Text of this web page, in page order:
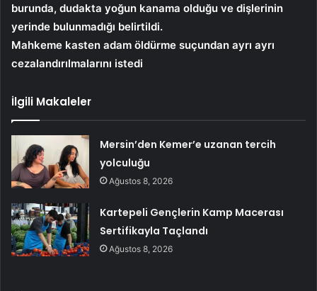
burunda, dudakta yoğun kanama olduğu ve dişlerinin
yerinde bulunmadığı belirtildi.
Mahkeme kasten adam öldürme suçundan ayrı ayrı
cezalandırılmalarını istedi
İlgili Makaleler
Mersin’den Kemer’e uzanan tercih
yolculuğu
Ağustos 8, 2026
Kartepeli Gençlerin Kamp Macerası
Sertifikayla Taçlandı
Ağustos 8, 2026